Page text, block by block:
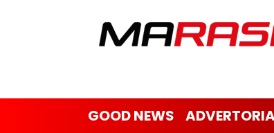
GOOD NEWS